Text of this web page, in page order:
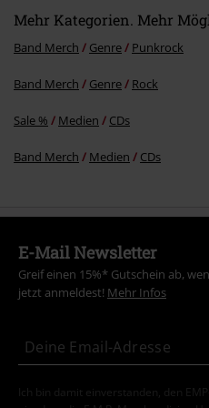
Mehr Kategorien. Mehr
Band Merch Genre Punkrock
Band Merch Genre Rock
Sale % Medien CDs
Band Merch Medien CDs
E-Mail Newsletter
Greif einen 15%* Gutschein ab,
jetzt anmeldest! Mehr Infos
Ich bin damit einverstanden, den